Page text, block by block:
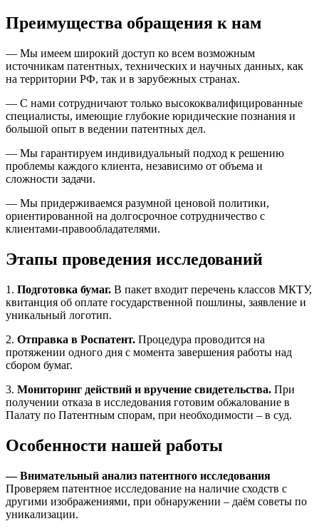
Преимущества обращения к нам
— Мы имеем широкий доступ ко всем возможным
источникам патентных, технических и научных данных, как
на территории РФ, так и в зарубежных странах.
— С нами сотрудничают только высококвалифицированные
специалисты, имеющие глубокие юридические познания и
большой опыт в ведении патентных дел.
— Мы гарантируем индивидуальный подход к решению
проблемы каждого клиента, независимо от объема и
сложности задачи.
— Мы придерживаемся разумной ценовой политики,
ориентированной на долгосрочное сотрудничество с
клиентами-правообладателями.
Этапы проведения исследований
1. Подготовка бумаг. В пакет входит перечень классов МКТУ,
квитанция об оплате государственной пошлины, заявление и
уникальный логотип.
2. Отправка в Роспатент. Процедура проводится на
протяжении одного дня с момента завершения работы над
сбором бумаг.
3. Мониторинг действий и вручение свидетельства. При
получении отказа в исследования готовим обжалование в
Палату по Патентным спорам, при необходимости – в суд.
Особенности нашей работы
— Внимательный анализ патентного исследования
Проверяем патентное исследование на наличие сходств с
другими изображениями, при обнаружении – даём советы по
уникализации.